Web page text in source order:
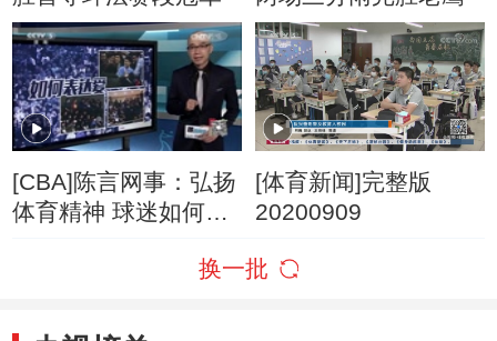
[CBA]陈言网事：弘扬
体育精神 球迷如何表
[体育新闻]完整版
20200909
换一批